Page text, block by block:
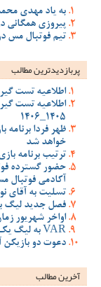
به یاد مهدی
پیروزی همگانی
تیم فوتبال مس در لیگ برتر
پربازدیدترین‌ مطالب
اطلاعیه تست گیری
اطلاعیه تست
1405_1406
ظهر فردا
خواهد شد
ترتیب برنامه
حضور گسترده
آکادمی فوتبال
تسلیت به آقای
فصل جدید لیگ
اواخر شهریور
VAR به لیگ یک می آید؟!
دعوت دو بازیکن
آخرین مطالب